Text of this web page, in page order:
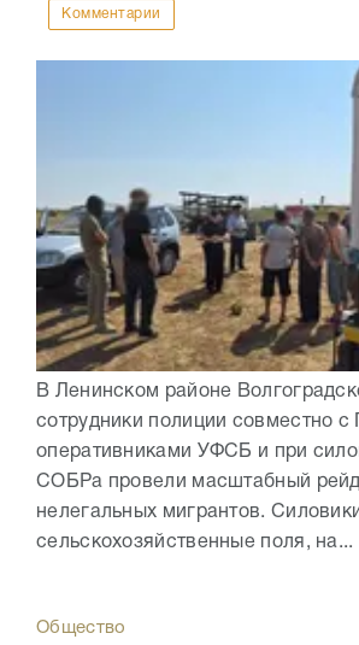
Комментарии
В Ленинском районе
сотрудники полиции совместно
оперативниками УФСБ и при
СОБРа провели масштабный
нелегальных мигрантов.
сельскохозяйственные поля, на...
Общество